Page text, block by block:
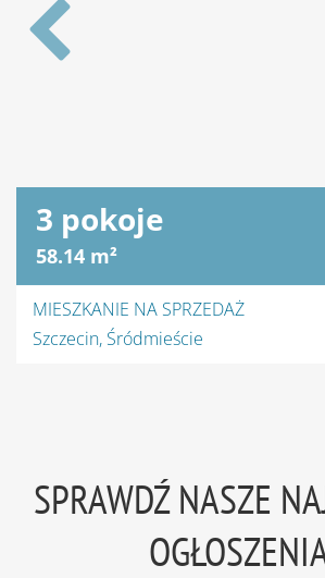
MIESZKANIE
SPRAWDŹ NASZE